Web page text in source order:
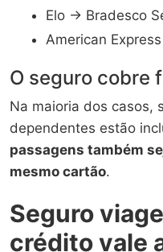
Elo → Bradesco
American
O seguro cobre
Na maioria dos casos,
dependentes estão
passagens também
mesmo cartão.
Seguro
crédito vale